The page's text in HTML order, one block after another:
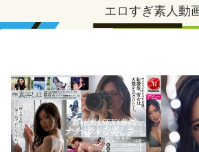
エロすぎ素人動